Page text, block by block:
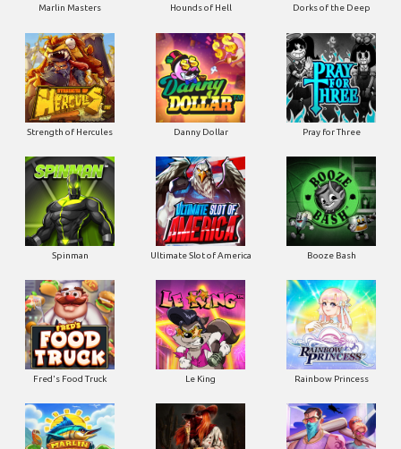
Marlin Masters Hounds of Hell Dorks of the Deep
Strength of Hercules Danny Dollar Pray for Three
Spinman Ultimate Slot of America Booze Bash
Fred's Food Truck Le King Rainbow Princess